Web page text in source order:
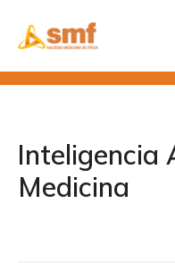
Inteligencia
Medicina